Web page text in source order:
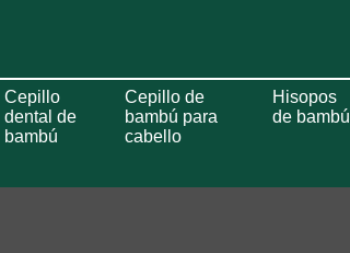
Cepillo
dental de
bambú
Cepillo de
bambú para
cabello
Hisopos
de bambú